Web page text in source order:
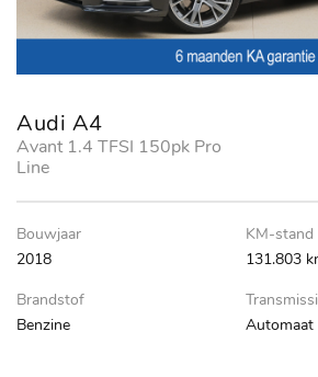
Audi A4
Avant 1.4 TFSI 150pk Pro
Line
Bouwjaar
2018
KM-stand
131.803
Brandstof
Benzine
Automaat